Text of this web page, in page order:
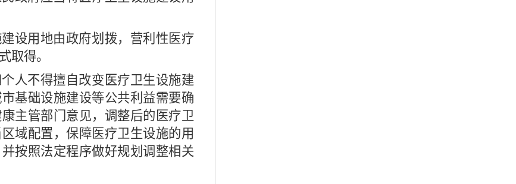
设用地由政府划拨，营利性医疗
取得。
人不得擅自改变医疗卫生设施建
基础设施建设等公共利益需要确
主管部门意见，调整后的医疗卫
域配置，保障医疗卫生设施的用
按照法定程序做好规划调整相关